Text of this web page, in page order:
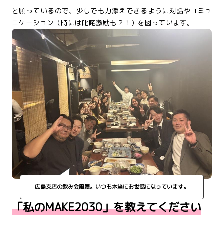
と願っているので、少しでも力添えできるように対話やコミュ
ニケーション（時には叱咤激励も？！）を図っています。
広島支店の飲み会風景。いつも本当にお世話になっています。
「私のMAKE2030」を教えてください